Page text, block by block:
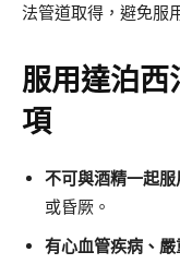
法管道取得，避免服
服用達泊西
項
不可與酒精一起服
或昏厥。
有心血管疾病、